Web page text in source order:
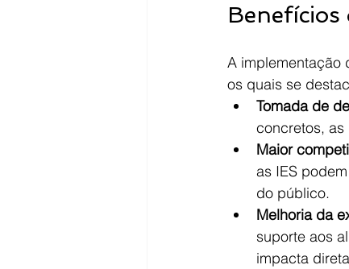
Benefícios
A implementação
os quais se
Tomada de
concretos, as
Maior
as IES
do público.
Melhoria da
suporte aos
impacta